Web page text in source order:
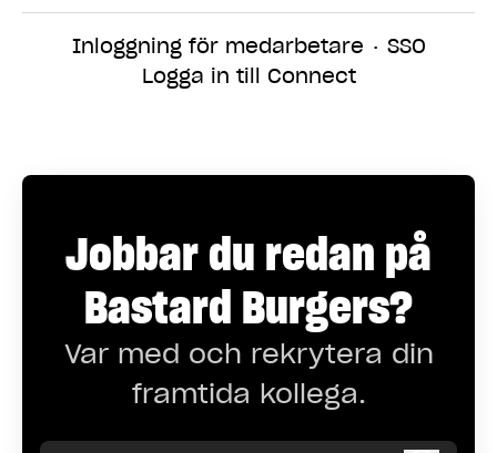
Inloggning för medarbetare · SSO
Logga in till Connect
Jobbar du redan på
Bastard Burgers?
Var med och rekrytera din
framtida kollega.